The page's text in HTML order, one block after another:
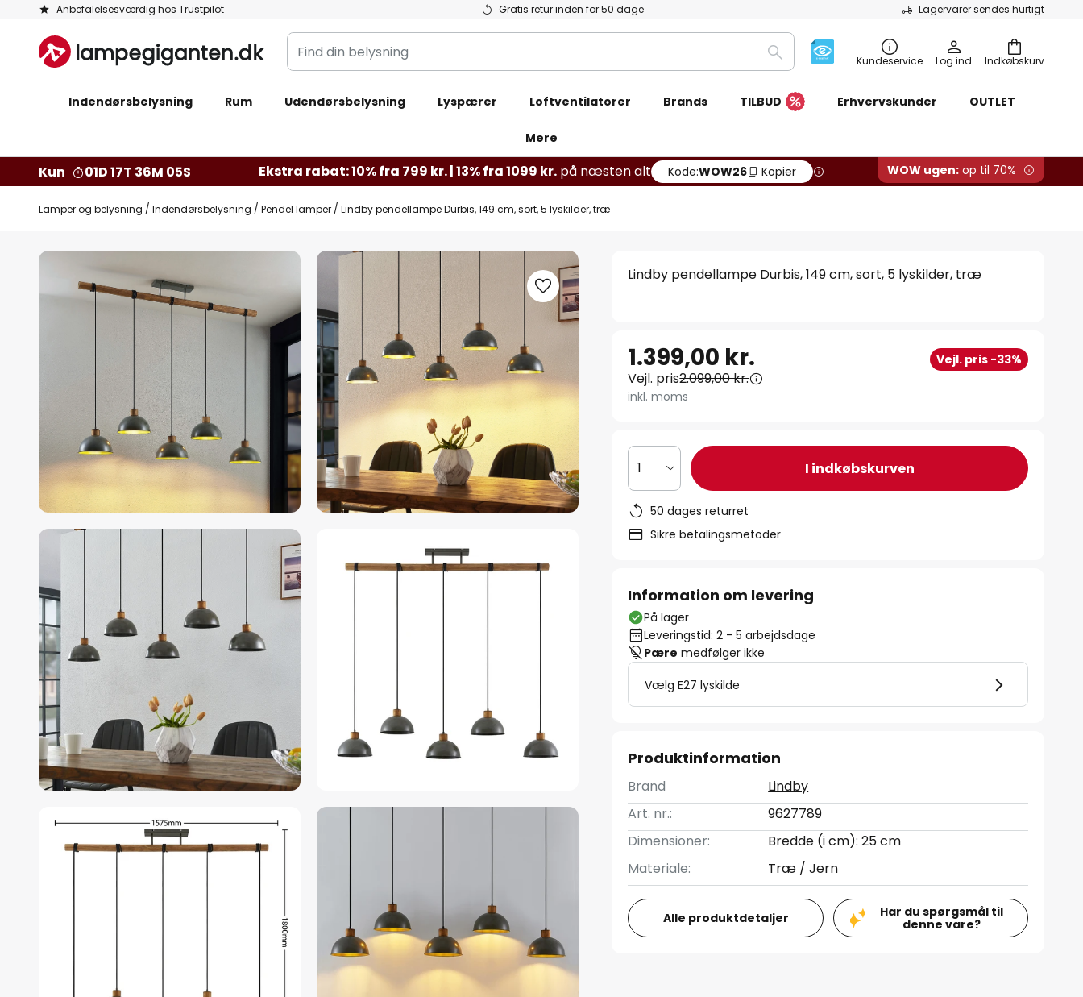
Anbefalelsesværdig hos Trustpilot Gratis retur inden for 50 dage Lagervarer sendes hurtigt
Skip
Content
Indkøbskurv
Find
din
Søg Kundeservice Log ind
Indendørsbelysning Rum Udendørsbelysning Lyspærer Loftventilatorer Brands TILBUD Erhvervskunder OUTLET
Mere
Kun 01D 17T 36M 04S Ekstra rabat: 10% fra 799 kr. | 13% fra 1099 kr. på næsten alt Kode:WOW26 Kopier WOW ugen: op til 70%
Lamper og belysning Indendørsbelysning Pendel lamper Lindby pendellampe Durbis, 149 cm, sort, 5 lyskilder, træ
Gå
slutningen
Lindby pendellampe Durbis, 149 cm, sort, 5 lyskilder, træ
1.399,00 kr. Vejl. pris -33%
Vejl. pris2.099,00 kr.
inkl. moms
1 I indkøbskurven
50 dages returret
Sikre betalingsmetoder
Information om levering
På lager
Leveringstid: 2 - 5 arbejdsdage
Pære medfølger ikke
Vælg E27 lyskilde
Produktinformation
Brand
Lindby
Art. nr.:
9627789
Dimensioner:
Bredde (i cm): 25 cm
Materiale:
Træ / Jern
Alle produktdetaljer
Har du spørgsmål til
denne vare?